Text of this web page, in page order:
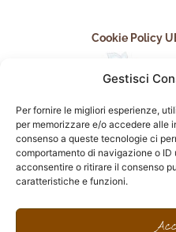
Gestisci
Per fornire le migliori esperienze,
per memorizzare e/o accedere alle
consenso a queste tecnologie ci
comportamento di navigazione o ID
acconsentire o ritirare il consenso
caratteristiche e funzioni.
Cookie Policy
seguici
F
I
n